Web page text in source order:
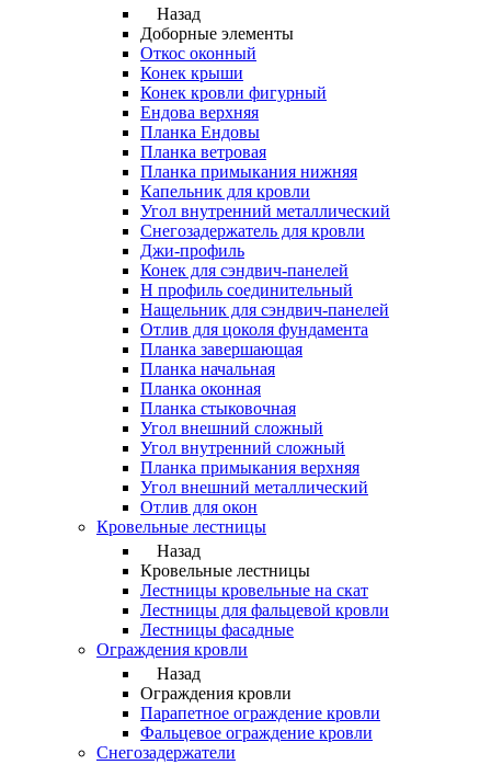
Назад
Доборные элементы
Откос оконный
Конек крыши
Конек кровли фигурный
Ендова верхняя
Планка Ендовы
Планка ветровая
Планка примыкания нижняя
Капельник для кровли
Угол внутренний металлический
Снегозадержатель для кровли
Джи-профиль
Конек для сэндвич-панелей
Н профиль соединительный
Нащельник для сэндвич-панелей
Отлив для цоколя фундамента
Планка завершающая
Планка начальная
Планка оконная
Планка стыковочная
Угол внешний сложный
Угол внутренний сложный
Планка примыкания верхняя
Угол внешний металлический
Отлив для окон
Кровельные лестницы
Назад
Кровельные лестницы
Лестницы кровельные на скат
Лестницы для фальцевой кровли
Лестницы фасадные
Ограждения кровли
Назад
Ограждения кровли
Парапетное ограждение кровли
Фальцевое ограждение кровли
Снегозадержатели